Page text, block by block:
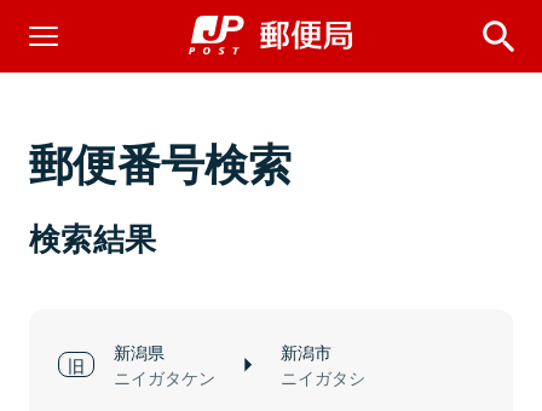
郵便番号検索
検索結果
新潟県
ニイガタケン
新潟市
ニイガタシ